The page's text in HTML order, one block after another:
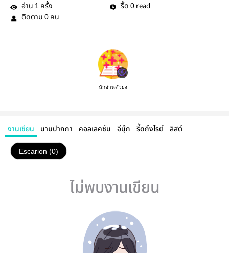
อ่าน 1 ครั้ง รี้ด 0 read
ติดตาม 0 คน
นักอ่านตัวยง
งานเขียน นามปากกา คอลเลคชัน อีบุ๊ก รี้ดถึงไรต์ ลิสต์
Escarion (0)
ไม่พบงานเขียน